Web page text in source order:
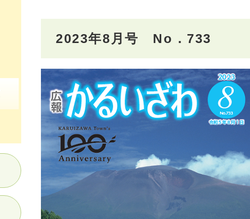
2023年8月号 No．733